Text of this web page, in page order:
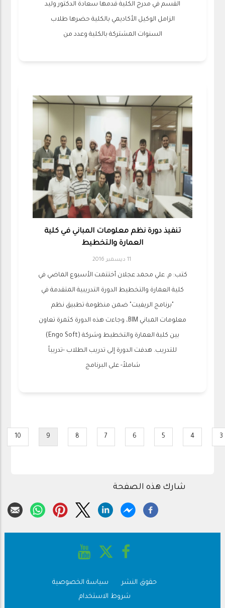
القسم في مدرج الكلية قدمها سعادة الدكتور وليد
الزامل الوكيل الأكاديمي بالكلية حضرها طلاب
السنوات المشتركة بالكلية وعدد من
تنفيذ دورة نظم معلومات المباني في كلية
العمارة والتخطيط
11 ديسمبر 2016
كتب: م. علي محمد عجلان أختتمت الأسبوع الماضي في
كلية العمارة والتخطيط الدورة التدريبية المتقدمة في
"برنامج الريفيت" ضمن منظومة تطبيق نظم
معلومات المباني BIM، وجاءت هذه الدورة كثمرة تعاون
بين كلية العمارة والتخطيط وشركة (Engo Soft)
للتدريب. هدفت الدورة إلى تدريب الطلاب -تدريباً
شاملاً- على البرنامج
Pagination
Page
3
Page
4
Page
5
Page
6
Page7
Page
8
Current
9
Page
10
شارك هذه الصفحة
حقوق النشر
سياسة الخصوصية
شروط الاستخدام